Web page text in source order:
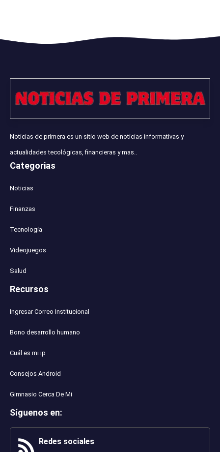
Noticias de primera es un sitio web de noticias informativas y
actualidades tecológicas, financieras y mas..
Categorias
Noticias
Finanzas
Tecnología
Videojuegos
Salud
Recursos
Ingresar Correo Institucional
Bono desarrollo humano
Cuál es mi ip
Consejos Android
Gimnasio Cerca De Mi
Síguenos en:
Redes sociales